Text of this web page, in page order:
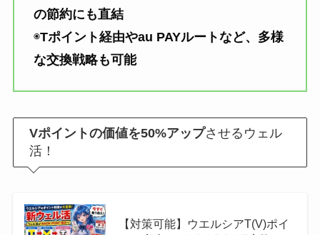
の節約にも直結
◉Tポイント経由やau PAYルートなど、多様
な交換戦略も可能
Vポイントの価値を50%アップさせるウェル
活！
【対策可能】ウエルシアT(V)ポイ